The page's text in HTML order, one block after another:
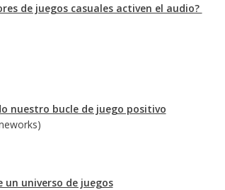
de juegos casuales activen el audio?
nuestro bucle de juego positivo
un universo de juegos